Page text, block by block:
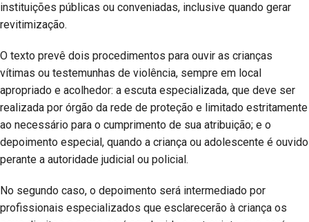
instituições públicas ou conveniadas, inclusive quando gerar
revitimização.
O texto prevê dois procedimentos para ouvir as crianças
vítimas ou testemunhas de violência, sempre em local
apropriado e acolhedor: a escuta especializada, que deve ser
realizada por órgão da rede de proteção e limitado estritamente
ao necessário para o cumprimento de sua atribuição; e o
depoimento especial, quando a criança ou adolescente é ouvido
perante a autoridade judicial ou policial.
No segundo caso, o depoimento será intermediado por
profissionais especializados que esclarecerão à criança os